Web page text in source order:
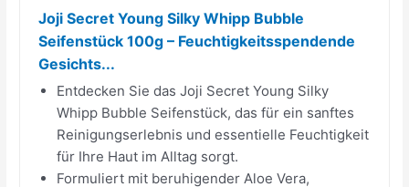
Joji Secret Young Silky Whipp Bubble
Seifenstück 100g – Feuchtigkeitsspendende
Gesichts...
Entdecken Sie das Joji Secret Young Silky
Whipp Bubble Seifenstück, das für ein sanftes
Reinigungserlebnis und essentielle Feuchtigkeit
für Ihre Haut im Alltag sorgt.
Formuliert mit beruhigender Aloe Vera,